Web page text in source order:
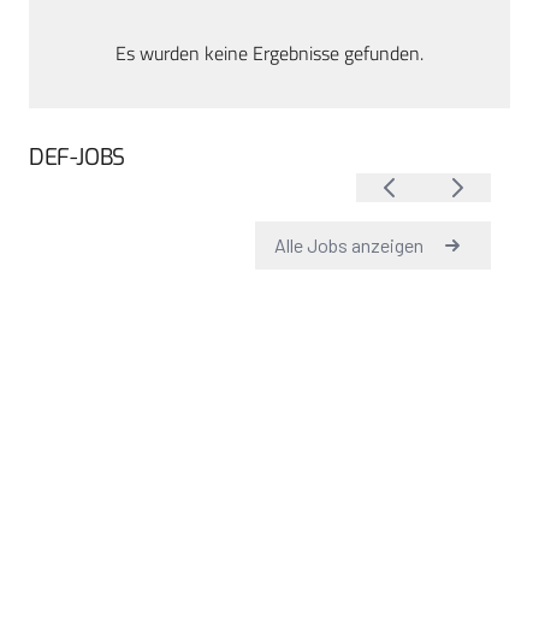
Es wurden keine Ergebnisse gefunden.
DEF-JOBS